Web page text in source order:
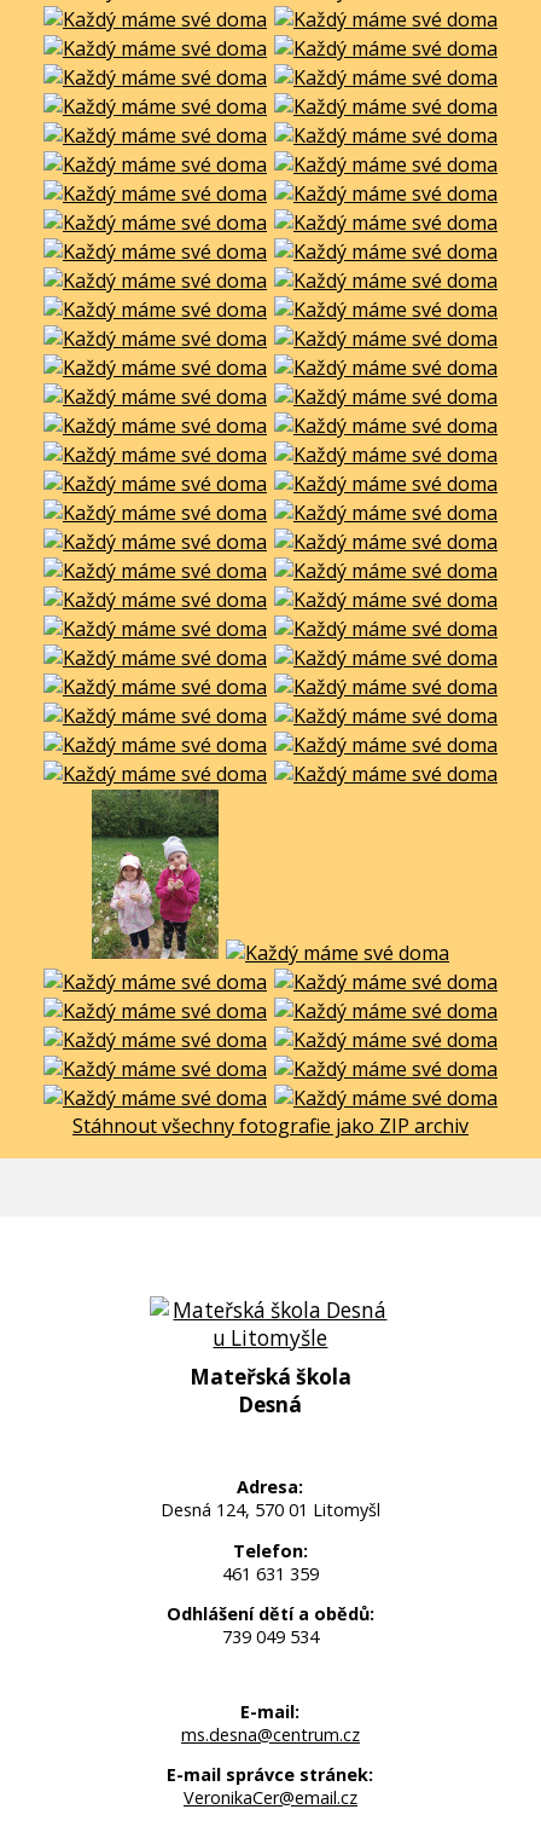
Stáhnout všechny fotografie jako ZIP archiv
Mateřská škola
Desná
Adresa:
Desná 124, 570 01 Litomyšl
Telefon:
461 631 359
Odhlášení dětí a obědů:
739 049 534
E-mail:
ms.desna@centrum.cz
E-mail správce stránek:
VeronikaCer@email.cz